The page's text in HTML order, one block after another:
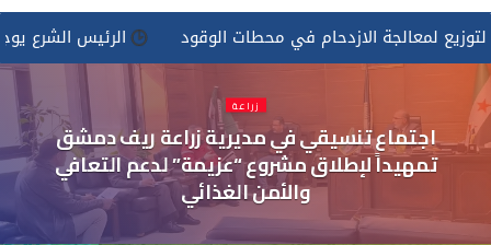
الازدحام في محطات الوقود الرئيس الشرع يوجه
زراعة
اجتماع تنسيقي في مديرية زراعة ريف دمشق
تمهيداً لإطلاق مشروع “عزيمة” لدعم التعافي
والأمن الغذائي